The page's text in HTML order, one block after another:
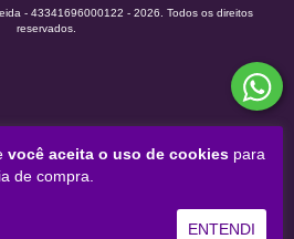
você aceita o uso de cookies para
de compra.
ENTENDI
- 43341696000122 - 2026. Todos os direitos
reservados.